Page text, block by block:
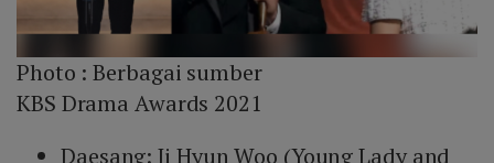
Photo :Berbagai sumber
KBS Drama Awards 2021
Daesang: Ji Hyun Woo (Young Lady and